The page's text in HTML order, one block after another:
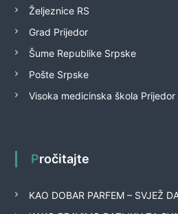
Željeznice RS
Grad Prijedor
Šume Republike Srpske
Pošte Srpske
Visoka medicinska škola Prijedor
Pročitajte
KAO DOBAR PARFEM – SVJEŽ